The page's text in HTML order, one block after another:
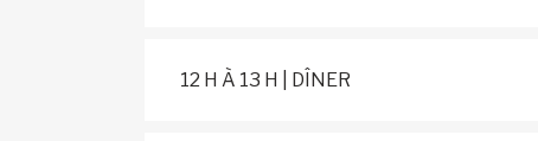
12 H À 13 H | DÎNER